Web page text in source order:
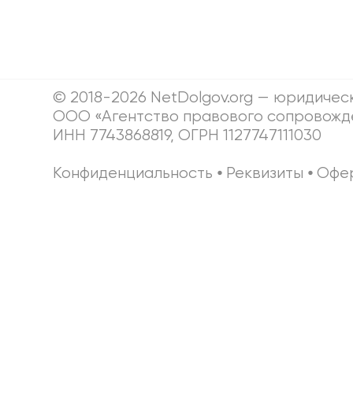
© 2018-2026 NetDolgov.org —
ООО «Агентство правового
ИНН 7743868819, ОГРН 1127747111030
Конфиденциальность ⦁ Реквизиты ⦁